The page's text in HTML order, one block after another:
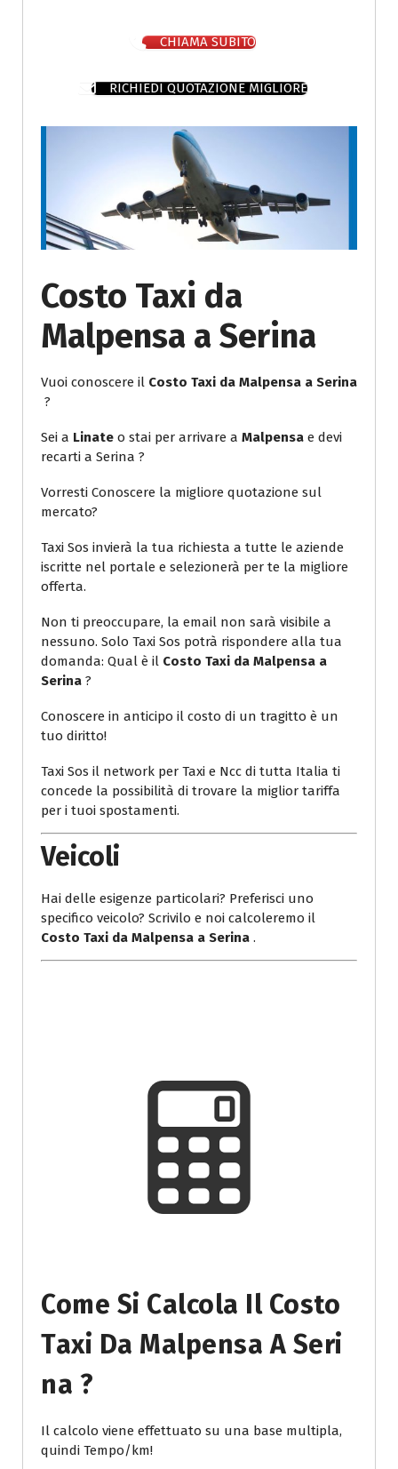
CHIAMA SUBITO
RICHIEDI QUOTAZIONE MIGLIORE
Costo Taxi da
Malpensa a Serina
Vuoi conoscere il Costo Taxi da Malpensa a Serina
?
Sei a Linate o stai per arrivare a Malpensa e devi
recarti a Serina ?
Vorresti Conoscere la migliore quotazione sul
mercato?
Taxi Sos invierà la tua richiesta a tutte le aziende
iscritte nel portale e selezionerà per te la migliore
offerta.
Non ti preoccupare, la email non sarà visibile a
nessuno. Solo Taxi Sos potrà rispondere alla tua
domanda: Qual è il Costo Taxi da Malpensa a
Serina ?
Conoscere in anticipo il costo di un tragitto è un
tuo diritto!
Taxi Sos il network per Taxi e Ncc di tutta Italia ti
concede la possibilità di trovare la miglior tariffa
per i tuoi spostamenti.
Veicoli
Hai delle esigenze particolari? Preferisci uno
specifico veicolo? Scrivilo e noi calcoleremo il
Costo Taxi da Malpensa a Serina .
Come Si Calcola Il Costo
Taxi Da Malpensa A Seri
Na ?
Il calcolo viene effettuato su una base multipla,
quindi Tempo/km!